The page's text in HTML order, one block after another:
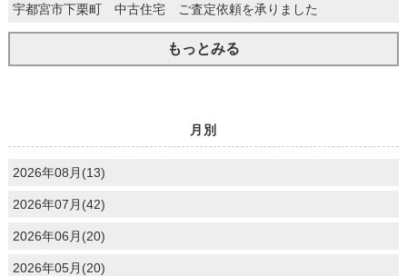
宇都宮市下栗町 中古住宅 ご査定依頼を承りました
もっとみる
月別
2026年08月(13)
2026年07月(42)
2026年06月(20)
2026年05月(20)